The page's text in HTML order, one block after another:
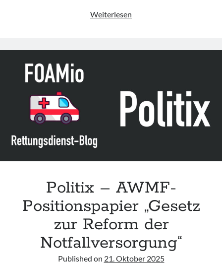
Weiterlesen
Was
CIRS?
Politix – AWMF-
Positionspapier „Gesetz
zur Reform der
Notfallversorgung“
Published on 21. Oktober 2025